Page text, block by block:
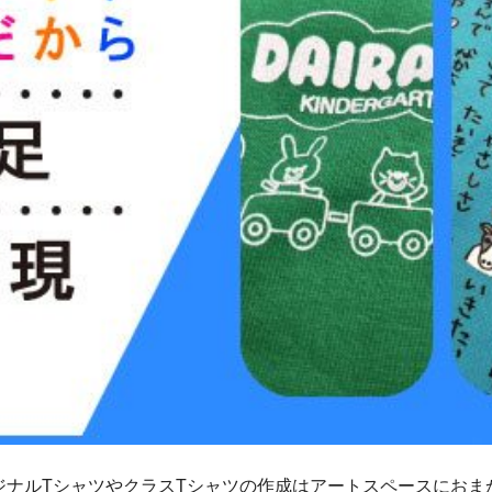
ナルTシャツやクラスTシャツの作成はアートスペースにおま